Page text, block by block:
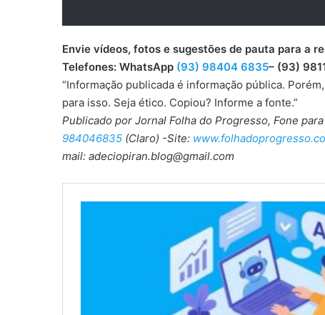
Envie vídeos, fotos e sugestões de pauta para a
Telefones: WhatsApp (93) 98404 6835– (93)
“Informação publicada é informação pública.
para isso. Seja ético. Copiou? Informe a fonte.”
Publicado por Jornal Folha do Progresso, Fone
984046835 (Claro) -Site:
mail: adeciopiran.blog@gmail.com